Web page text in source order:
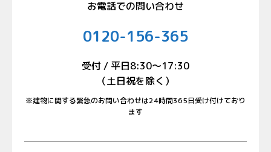
お電話での問い合わせ
0120-156-365
受付 / 平日8:30〜17:30
（土日祝を除く）
※建物に関する緊急のお問い合わせは24時間365日受け付けており
ます